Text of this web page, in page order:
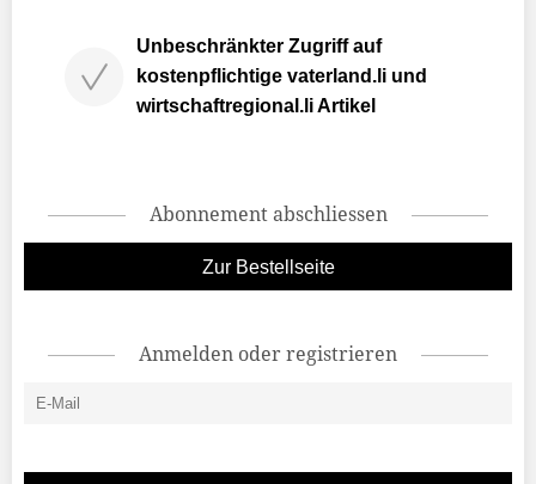
Unbeschränkter Zugriff auf
kostenpflichtige vaterland.li und
wirtschaftregional.li Artikel
Abonnement abschliessen
Zur Bestellseite
Anmelden oder registrieren